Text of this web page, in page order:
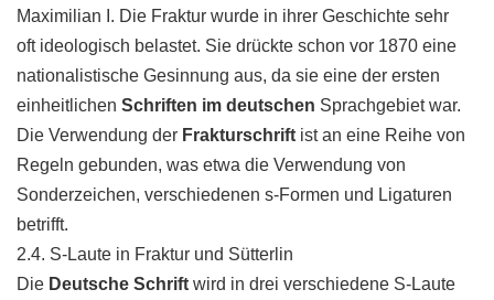
Maximilian I. Die Fraktur wurde in ihrer Geschichte sehr
oft ideologisch belastet. Sie drückte schon vor 1870 eine
nationalistische Gesinnung aus, da sie eine der ersten
einheitlichen Schriften im deutschen Sprachgebiet war.
Die Verwendung der Frakturschrift ist an eine Reihe von
Regeln gebunden, was etwa die Verwendung von
Sonderzeichen, verschiedenen s-Formen und Ligaturen
betrifft.
2.4. S-Laute in Fraktur und Sütterlin
Die Deutsche Schrift wird in drei verschiedene S-Laute